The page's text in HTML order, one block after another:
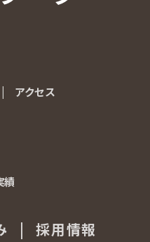
アクセス
アクセス
績
績
| 採用情報
採用情報